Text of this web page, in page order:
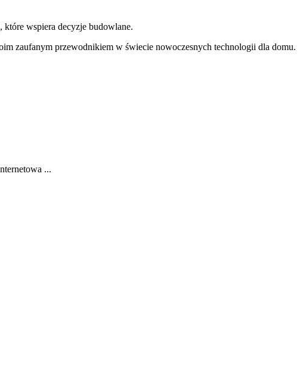
wspiera decyzje budowlane.
zaufanym przewodnikiem w świecie nowoczesnych technologii dla domu.
...